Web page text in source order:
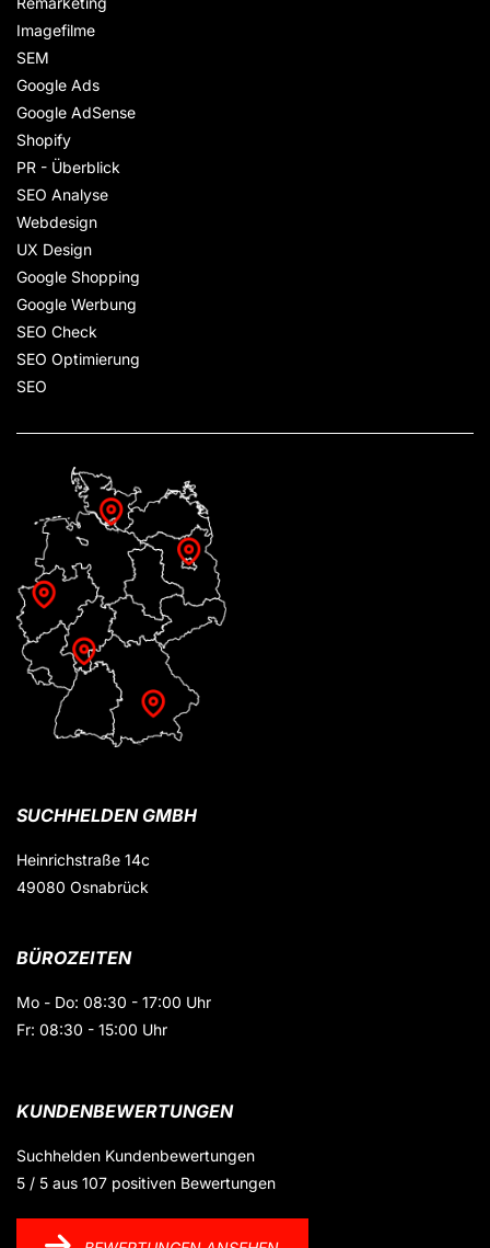
Imagefilme
SEM
Google Ads
Google AdSense
Shopify
PR - Überblick
SEO Analyse
Webdesign
UX Design
Google Shopping
Google Werbung
SEO Check
SEO Optimierung
SEO
SUCHHELDEN GMBH
Heinrichstraße 14c
49080 Osnabrück
BÜROZEITEN
Mo - Do: 08:30 - 17:00 Uhr
Fr: 08:30 - 15:00 Uhr
KUNDENBEWERTUNGEN
Suchhelden Kundenbewertungen
5 / 5 aus 107 positiven Bewertungen